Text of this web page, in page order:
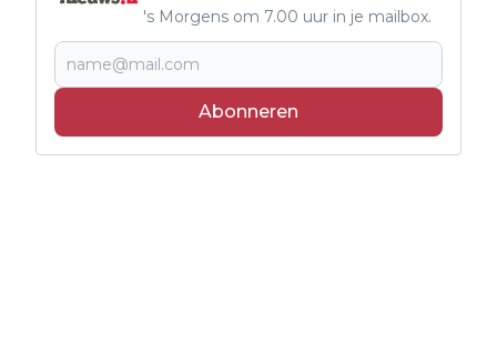
's Morgens om 7.00 uur in je mailbox.
Abonneren